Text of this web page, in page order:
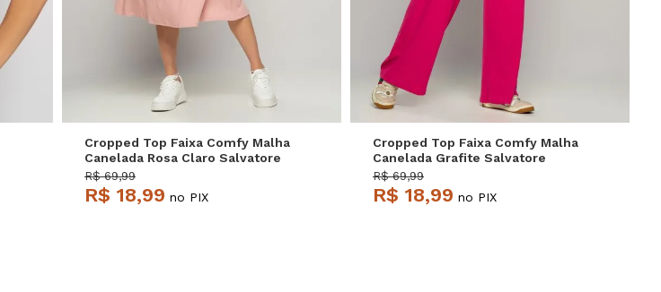
P M G
Cropped Top Faixa Comfy Malha
Canelada Rosa Claro Salvatore
R$ 69,99
R$ 18,99 no PIX
P
Cropped Top Faixa Comfy Malha
Canelada Grafite Salvatore
R$ 69,99
R$ 18,99 no PIX